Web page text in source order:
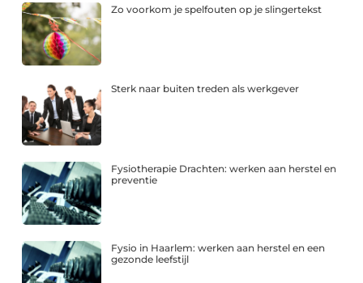
Zo voorkom je spelfouten op je slingertekst
Sterk naar buiten treden als werkgever
Fysiotherapie Drachten: werken aan herstel en
preventie
Fysio in Haarlem: werken aan herstel en een
gezonde leefstijl